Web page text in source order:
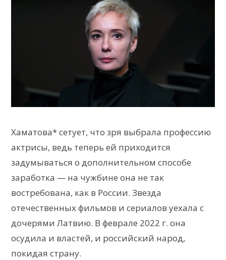
Хаматова* сетует, что зря выбрала профессию
актрисы, ведь теперь ей приходится
задумываться о дополнительном способе
заработка — на чужбине она не так
востребована, как в России. Звезда
отечественных фильмов и сериалов уехала с
дочерями Латвию. В феврале 2022 г. она
осудила и властей, и российский народ,
покидая страну.